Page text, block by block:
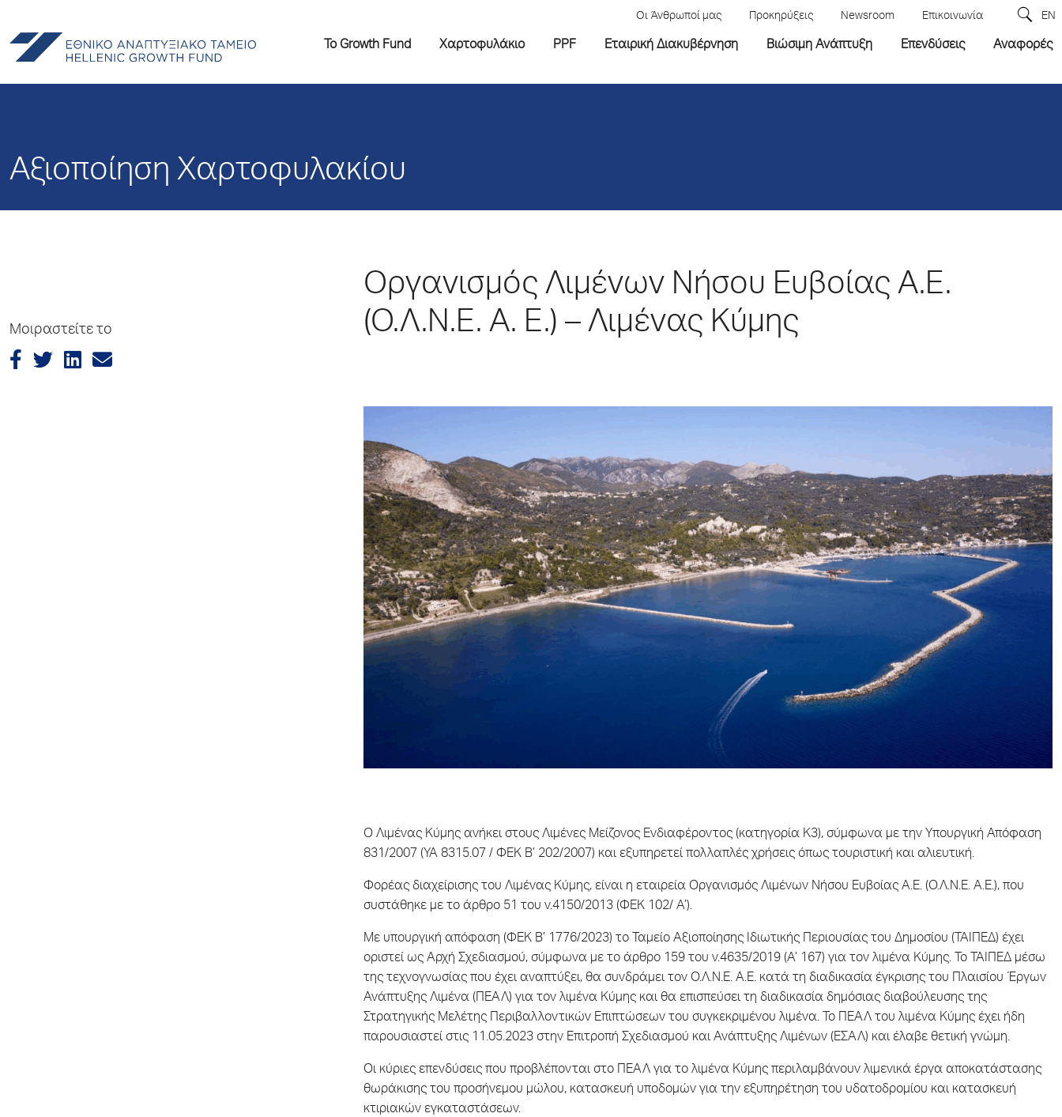
Οι Άνθρωποί μας Προκηρύξεις Newsroom Επικοινωνία EN
Το Growth Fund Χαρτοφυλάκιο PPF Εταιρική Διακυβέρνηση Βιώσιμη Ανάπτυξη Επενδύσεις Αναφορές
Αξιοποίηση Χαρτοφυλακίου
Μοιραστείτε το
Οργανισμός Λιμένων Νήσου Ευβοίας Α.Ε.
(Ο.Λ.Ν.Ε. Α. Ε.) – Λιμένας Κύμης
Ο Λιμένας Κύμης ανήκει στους Λιμένες Μείζονος Ενδιαφέροντος (κατηγορία Κ3), σύμφωνα με την Υπουργική Απόφαση
831/2007 (ΥΑ 8315.07 / ΦΕΚ Β’ 202/2007) και εξυπηρετεί πολλαπλές χρήσεις όπως τουριστική και αλιευτική.
Φορέας διαχείρισης του Λιμένας Κύμης, είναι η εταιρεία Οργανισμός Λιμένων Νήσου Ευβοίας Α.Ε. (Ο.Λ.Ν.Ε. Α.Ε.), που
συστάθηκε με το άρθρο 51 του ν.4150/2013 (ΦΕΚ 102/ Α’).
Με υπουργική απόφαση (ΦΕΚ Β’ 1776/2023) το Ταμείο Αξιοποίησης Ιδιωτικής Περιουσίας του Δημοσίου (ΤΑΙΠΕΔ) έχει
οριστεί ως Αρχή Σχεδιασμού, σύμφωνα με το άρθρο 159 του ν.4635/2019 (Α’ 167) για τον λιμένα Κύμης. Το ΤΑΙΠΕΔ μέσω
της τεχνογνωσίας που έχει αναπτύξει, θα συνδράμει τον Ο.Λ.Ν.Ε. Α.Ε. κατά τη διαδικασία έγκρισης του Πλαισίου Έργων
Ανάπτυξης Λιμένα (ΠΕΑΛ) για τον λιμένα Κύμης και θα επισπεύσει τη διαδικασία δημόσιας διαβούλευσης της
Στρατηγικής Μελέτης Περιβαλλοντικών Επιπτώσεων του συγκεκριμένου λιμένα. Το ΠΕΑΛ του λιμένα Κύμης έχει ήδη
παρουσιαστεί στις 11.05.2023 στην Επιτροπή Σχεδιασμού και Ανάπτυξης Λιμένων (ΕΣΑΛ) και έλαβε θετική γνώμη.
Οι κύριες επενδύσεις που προβλέπονται στο ΠΕΑΛ για το λιμένα Κύμης περιλαμβάνουν λιμενικά έργα αποκατάστασης
θωράκισης του προσήνεμου μώλου, κατασκευή υποδομών για την εξυπηρέτηση του υδατοδρομίου και κατασκευή
κτιριακών εγκαταστάσεων.